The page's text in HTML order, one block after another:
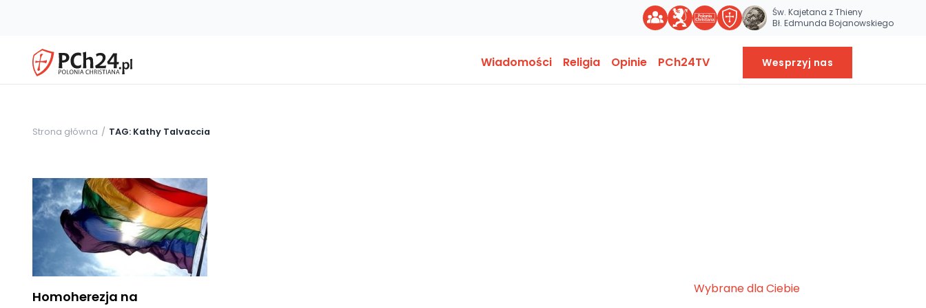
Św. Kajetana z Thieny
Bł. Edmunda Bojanowskiego
Wiadomości Religia Opinie PCh24TV Wesprzyj nas
Strona główna TAG: Kathy Talvaccia
Homoherezja na
Wybrane dla Ciebie